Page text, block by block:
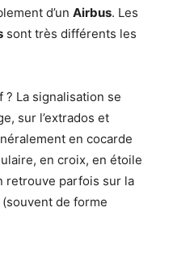
d’un Airbus. Les
sont très différents les
La signalisation se
sur l’extrados et
en cocarde
en croix, en étoile
retrouve parfois sur la
de forme